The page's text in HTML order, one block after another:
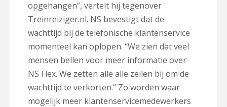
opgehangen”, vertelt hij tegenover
Treinreiziger.nl. NS bevestigt dat de
wachttijd bij de telefonische klantenservice
momenteel kan oplopen. “We zien dat veel
mensen bellen voor meer informatie over
NS Flex. We zetten alle alle zeilen bij om de
wachttijd te verkorten.” Zo worden waar
mogelijk meer klantenservicemedewerkers